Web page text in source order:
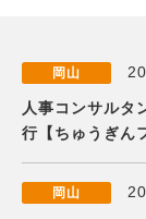
岡山
人事コンサルタ
行【ちゅうぎん
岡山